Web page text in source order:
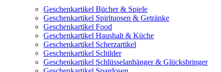
Geschenkartikel Bücher & Spiele
Geschenkartikel Spirituosen & Getränke
Geschenkartikel Food
Geschenkartikel Haushalt & Küche
Geschenkartikel Scherzartikel
Geschenkartikel Schilder
Geschenkartikel Schlüsselanhänger & Glücksbringer